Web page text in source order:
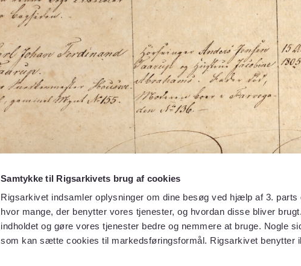
Samtykke til Rigsarkivets brug af cookies
Rigsarkivet indsamler oplysninger om dine besøg ved hjælp af 3.
hvor mange, der benytter vores tjenester, og hvordan disse bliver
indholdet og gøre vores tjenester bedre og nemmere at bruge. Nogle
som kan sætte cookies til markedsføringsformål. Rigsarkivet benytter